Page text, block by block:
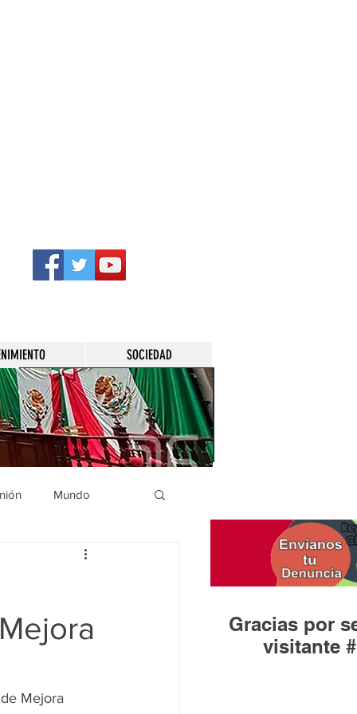
SOCIEDAD
Mundo
Municipios
Huandacareo
Mejora
Gracias por
visitante #